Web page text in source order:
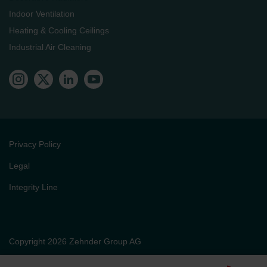
Indoor Ventilation
Heating & Cooling Ceilings
Industrial Air Cleaning
Copyright 2026 Zehnder Group AG
Privacy Policy
Legal
Integrity Line